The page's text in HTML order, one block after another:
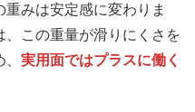
みは安定感に変わりま
この重量が滑りにくさを
実用面ではプラスに働く